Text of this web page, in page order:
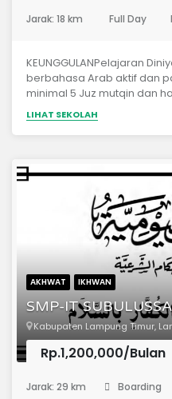
Jarak: 18 km Full Day
KEUNGGULANPelajaran
berbahasa Arab aktif dan
minimal 5 Juz mutqin dan
pilihan.Pengkondisian
sunnah Nabi, baik dalam
akhlak.Mendapatkan
pekan (Sabtu –
dijangkau, berada di Pusat
LIHAT SEKOLAH
AKHWAT IKHWAN
SMP-IT
Kabupaten Lampung Timur,
Rp.1,200,000/Bulan
Jarak: 29 km Boarding